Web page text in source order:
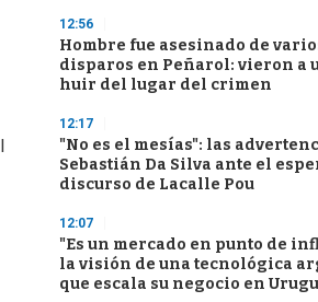
12:56
Hombre fue asesinado de
disparos en Peñarol: vieron a
huir del lugar del crimen
12:17
"No es el mesías": las
Sebastián Da Silva ante el
discurso de Lacalle Pou
12:07
"Es un mercado en punto de
la visión de una tecnológica
que escala su negocio en